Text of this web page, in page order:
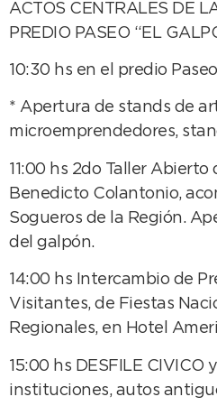
ACTOS CENTRALES DE
PREDIO PASEO “EL
10:30 hs en el predio
* Apertura de stands de
microemprendedores,
11:00 hs 2do Taller
Benedicto Colantonio,
Sogueros de la Región.
del galpón.
14:00 hs Intercambio de
Visitantes, de Fiestas
Regionales, en Hotel
15:00 hs DESFILE CIVICO
instituciones, autos